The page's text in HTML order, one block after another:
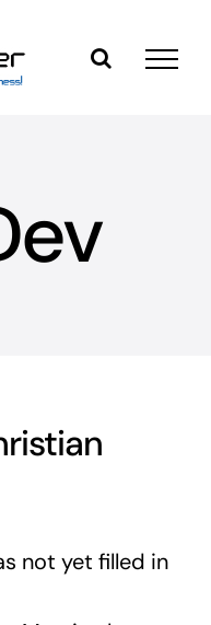
not yet filled in